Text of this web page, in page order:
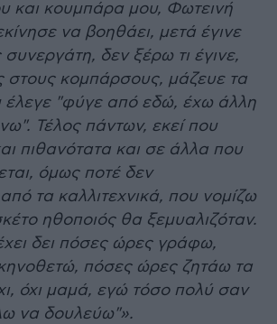
και κουμπάρα μου, Φωτεινή
να βοηθάει, μετά έγινε
δεν ξέρω τι έγινε,
στους κομπάρσους, μάζευε τα
έλεγε "φύγε από εδώ, έχω άλλη
Τέλος πάντων, εκεί που
πιθανότατα και σε άλλα που
όμως ποτέ δεν
τα καλλιτεχνικά, που νομίζω
ηθοποιός θα ξεμυαλιζόταν.
δει πόσες ώρες γράφω,
πόσες ώρες ζητάω τα
όχι μαμά, εγώ τόσο πολύ σαν
να δουλεύω"».